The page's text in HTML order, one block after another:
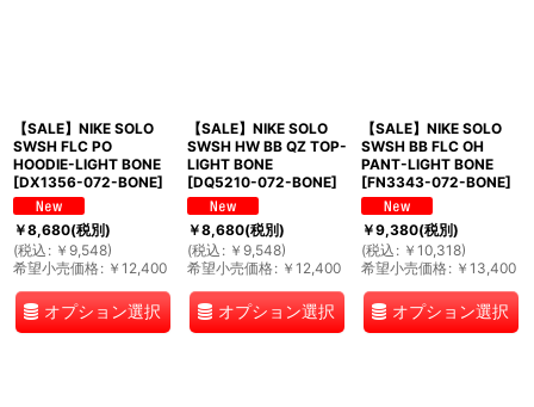
【SALE】NIKE SOLO
SWSH FLC PO
HOODIE-LIGHT BONE
[DX1356-072-BONE]
￥8,680(税別)
(税込 : ￥ 9,548)
希望小売価格: ￥ 12,400
オプション選択
【SALE】NIKE SOLO
SWSH HW BB QZ TOP-
LIGHT BONE
[DQ5210-072-BONE]
￥8,680(税別)
(税込 : ￥ 9,548)
希望小売価格: ￥ 12,400
オプション選択
【SALE】NIKE SOLO
SWSH BB FLC OH
PANT-LIGHT BONE
[FN3343-072-BONE]
￥9,380(税別)
(税込 : ￥ 10,318)
希望小売価格: ￥ 13,400
オプション選択